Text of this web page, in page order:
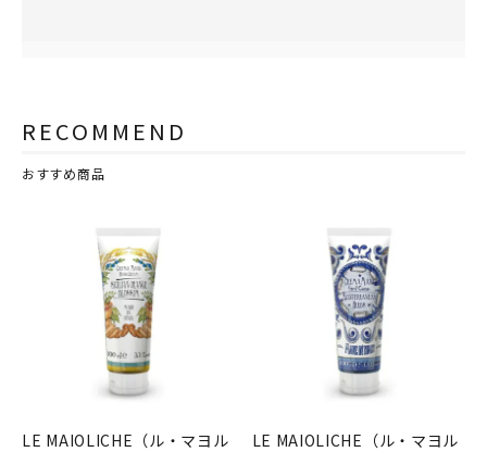
RECOMMEND
おすすめ商品
LE MAIOLICHE（ル・マヨル
LE MAIOLICHE（ル・マヨル